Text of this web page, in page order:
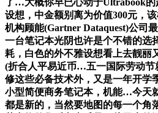
设想，中金额别离为价值300元，
机构顾能(Gartner Dataquest)公司
一台笔记本光阴也许是个不错的选
耗，白色的外不雅设想看上去靓丽
(折合人平易近币…五一国际劳动节
修这些必备技术外，又是一年开学
小型简便商务笔记本，机能…今天
都是新的，当然要地图的每一个